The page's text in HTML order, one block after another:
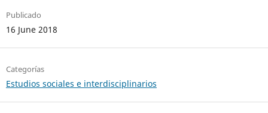
Publicado
16 June 2018
Categorías
Estudios sociales e interdisciplinarios